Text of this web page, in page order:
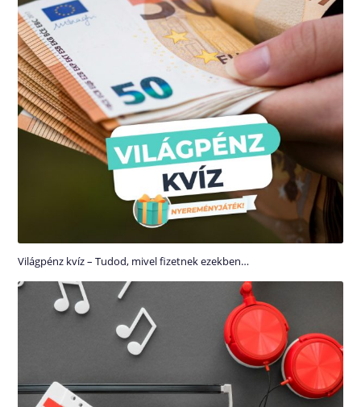
Világpénz kvíz – Tudod, mivel fizetnek ezekben…